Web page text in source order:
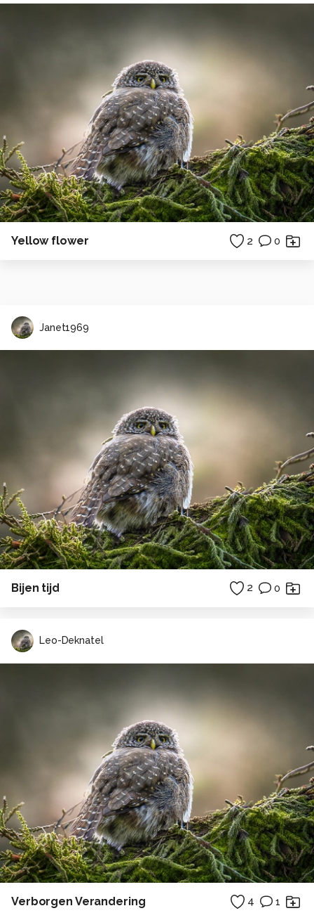
Yellow flower 2 0
Janet1969
Bijen tijd 2 0
Leo-Deknatel
Verborgen Verandering 4 1